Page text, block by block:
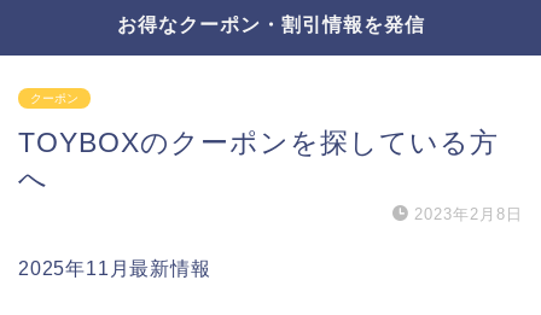
お得なクーポン・割引情報を発信
クーポン
TOYBOXのクーポンを探している方
へ
2023年2月8日
2025年11月最新情報